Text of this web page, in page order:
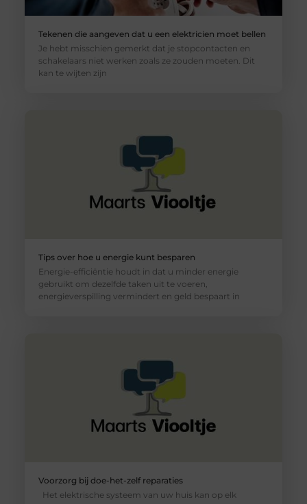
Tekenen die aangeven dat u een elektricien moet bellen
Je hebt misschien gemerkt dat je stopcontacten en
schakelaars niet werken zoals ze zouden moeten. Dit
kan te wijten zijn
Tips over hoe u energie kunt besparen
Energie-efficiëntie houdt in dat u minder energie
gebruikt om dezelfde taken uit te voeren,
energieverspilling vermindert en geld bespaart in
Voorzorg bij doe-het-zelf reparaties
Het elektrische systeem van uw huis kan op elk